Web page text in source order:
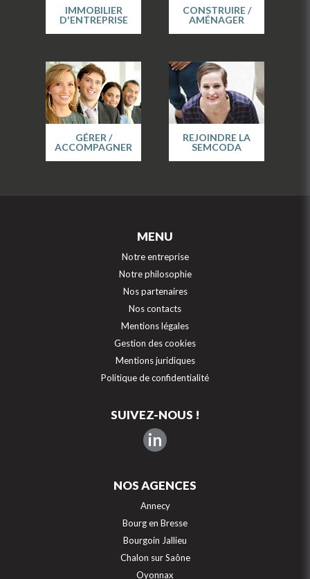
IMMOBILIER
D'ENTREPRISE
CONSTRUIRE /
AMÉNAGER
GÉRER /
ACCOMPAGNER
REJOINDRE LA
SEMCODA
MENU
Notre entreprise
Notre philosophie
Nos partenaires
Nos contacts
Mentions légales
Gestion des cookies
Mentions juridiques
Politique de confidentialité
SUIVEZ-NOUS !
in
NOS AGENCES
Annecy
Bourg en Bresse
Bourgoin Jallieu
Chalon sur Saône
Oyonnax